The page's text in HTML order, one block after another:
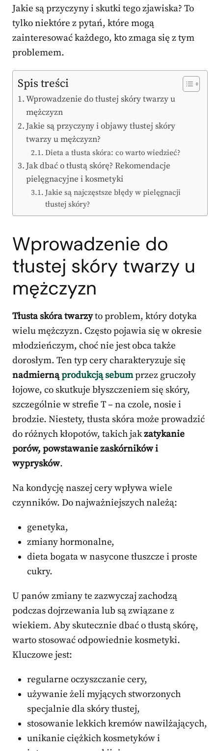
Jakie są przyczyny i skutki tego zjawiska? To
tylko niektóre z pytań, które mogą
zainteresować każdego, kto zmaga się z tym
problemem.
Spis treści
Wprowadzenie do tłustej skóry twarzy u
mężczyzn
Jakie są przyczyny i objawy tłustej skóry
twarzy u mężczyzn?
Dieta a tłusta skóra: co warto wiedzieć?
Jak dbać o tłustą skórę? Rekomendacje
pielęgnacyjne i kosmetyki
Jakie są najczęstsze błędy w pielęgnacji
tłustej skóry?
Wprowadzenie do
tłustej skóry twarzy u
mężczyzn
Tłusta skóra twarzyto problem, który dotyka
wielu mężczyzn. Często pojawia się w okresie
młodzieńczym, choć nie jest obca także
dorosłym. Ten typ cery charakteryzuje się
nadmiernąprodukcją sebumprzez gruczoły
łojowe, co skutkuje błyszczeniem się skóry,
szczególnie w strefie T – na czole, nosie i
brodzie. Niestety, tłusta skóra może prowadzić
do różnych kłopotów, takich jakzatykanie
porów, powstawanie zaskórników i
wyprysków.
Na kondycję naszej cery wpływa wiele
czynników. Do najważniejszych należą:
genetyka,
zmiany hormonalne,
dieta bogata w nasycone tłuszcze i proste
cukry.
U panów zmiany te zazwyczaj zachodzą
podczas dojrzewania lub są związane z
wiekiem. Aby skutecznie dbać o tłustą skórę,
warto stosować odpowiednie kosmetyki.
Kluczowe jest:
regularne oczyszczanie cery,
używanie żeli myjących stworzonych
specjalnie dla skóry tłustej,
stosowanie lekkich kremów nawilżających,
unikanie ciężkich kosmetyków i